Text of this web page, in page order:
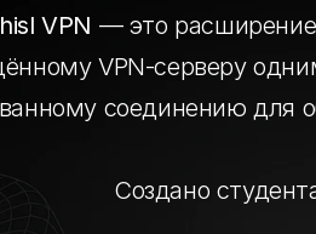
VPN — это расширение
VPN-серверу
соединению для
Создано